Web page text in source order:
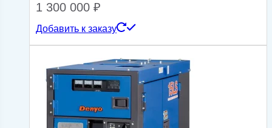
1 300 000 ₽
Добавить к заказу